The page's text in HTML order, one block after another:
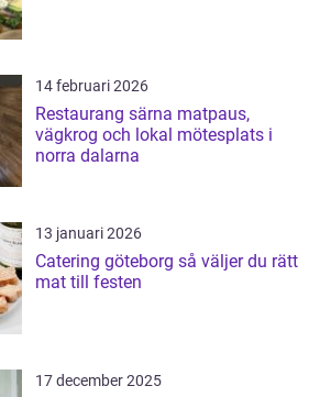
14 februari 2026
Restaurang särna matpaus,
vägkrog och lokal mötesplats i
norra dalarna
13 januari 2026
Catering göteborg så väljer du rätt
mat till festen
17 december 2025